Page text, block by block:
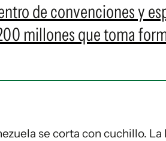
de convenciones y
millones que toma
se corta con cuchillo.